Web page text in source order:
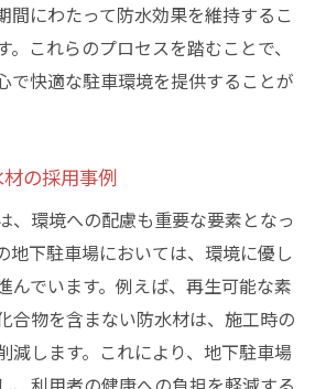
間にわたって防水効果を維持するこ
。これらのプロセスを踏むことで、
で快適な駐車環境を提供することが
の採用事例
、環境への配慮も重要な要素となっ
地下駐車場においては、環境に優し
んでいます。例えば、再生可能な素
合物を含まない防水材は、施工時の
減します。これにより、地下駐車場